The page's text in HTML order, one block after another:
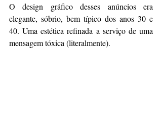
O design gráfico desses anúncios era
elegante, sóbrio, bem típico dos anos 30 e
40. Uma estética refinada a serviço de uma
mensagem tóxica (literalmente).